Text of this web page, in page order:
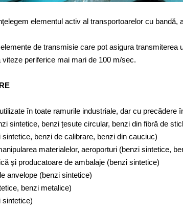
elementul activ al transportoarelor cu
de transmisie care pot asigura
periferice mai mari de 100 m/sec.
în toate ramurile industriale, dar cu precădere
sintetice, benzi țesute circular, benzi din fibră de
benzi de calibrare, benzi din cauciuc)
materialelor, aeroporturi (benzi sintetice,
și producatoare de ambalaje (benzi sintetice)
anvelope (benzi sintetice)
benzi metalice)
sintetice)